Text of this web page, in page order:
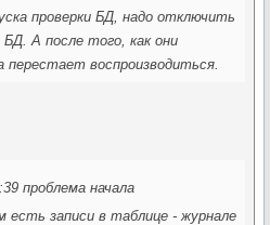
проверки БД, надо отключить
БД. А после того, как они
воспроизводиться.
проблема начала
есть записи в таблице - журнале